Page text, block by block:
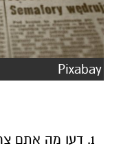
Pixabay
דעו מה אתם